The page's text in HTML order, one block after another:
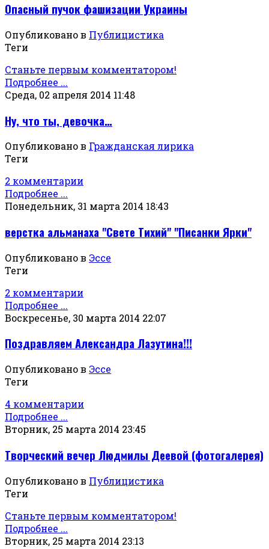
Опасный пучок фашизации Украины
Опубликовано в Публицистика
Теги
Станьте первым комментатором!
Подробнее ...
Среда, 02 апреля 2014 11:48
Ну, что ты, девочка…
Опубликовано в Гражданская лирика
Теги
2 комментарии
Подробнее ...
Понедельник, 31 марта 2014 18:43
верстка альманаха "Свете Тихий" "Писанки Ярки"
Опубликовано в Эссе
Теги
2 комментарии
Подробнее ...
Воскресенье, 30 марта 2014 22:07
Поздравляем Александра Лазутина!!!
Опубликовано в Эссе
Теги
4 комментарии
Подробнее ...
Вторник, 25 марта 2014 23:45
Творческий вечер Людмилы Деевой (фотогалерея)
Опубликовано в Публицистика
Теги
Станьте первым комментатором!
Подробнее ...
Вторник, 25 марта 2014 23:13